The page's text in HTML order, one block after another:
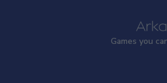
Games you